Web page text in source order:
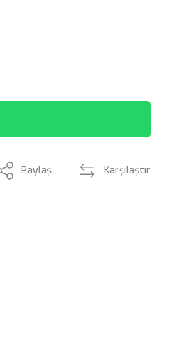
Paylaş Karşılaştır